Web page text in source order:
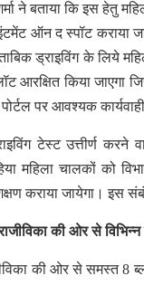
ने बताया कि इस हेतु
ऑन द स्पॉट कराया
ड्राइविंग के लिये
आरक्षित किया
पर आवश्यक
टेस्ट उत्तीर्ण करने
महिला चालकों को
कराया जायेगा। इस
की ओर से
की ओर से समस्त 8